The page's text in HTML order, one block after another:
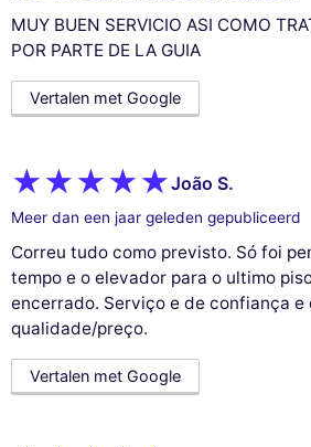
MUY BUEN SERVICIO ASI COMO
POR PARTE DE LA GUIA
Vertalen met Google
João S.
Meer dan een jaar geleden gepubliceerd
Correu tudo como previsto. Só foi
tempo e o elevador para o ultimo
encerrado. Serviço e de confiança e
qualidade/preço.
Vertalen met Google